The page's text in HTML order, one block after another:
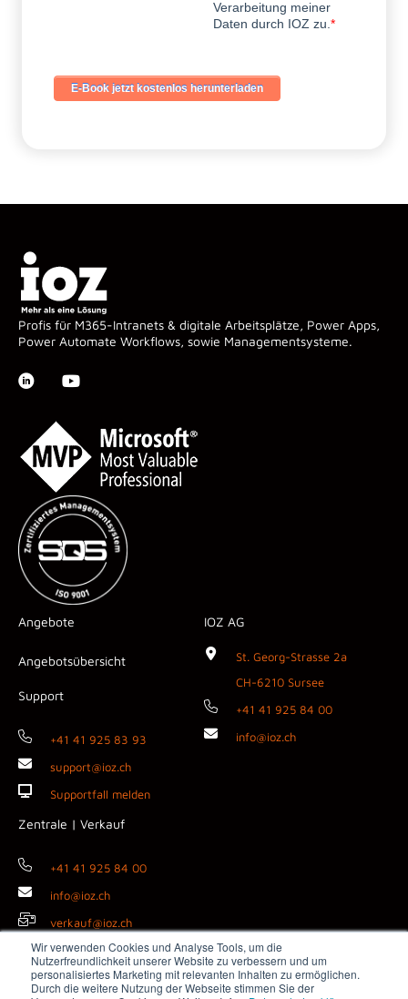
Wir verwenden Cookies und Analyse Tools, um die
Nutzerfreundlichkeit unserer Website zu verbessern und um
personalisiertes Marketing mit relevanten Inhalten zu ermöglichen.
Durch die weitere Nutzung der Webseite stimmen Sie der
Profis für M365-Intranets & digitale Arbeitsplätze, Power Apps,
Power Automate Workflows, sowie Managementsysteme.
Angebote
Angebotsübersicht
Support
+41 41 925 83 93
support@ioz.ch
Supportfall melden
Zentrale | Verkauf
+41 41 925 84 00
info@ioz.ch
verkauf@ioz.ch
IOZ AG
St. Georg-Strasse 2a
CH-6210 Sursee
+41 41 925 84 00
info@ioz.ch
Copyright © 2026 IOZ AG ·Impressum·Datenschutz ·